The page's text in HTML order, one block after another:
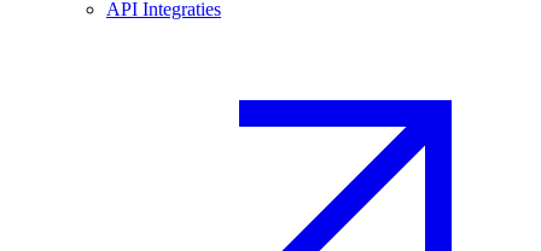
API Integraties